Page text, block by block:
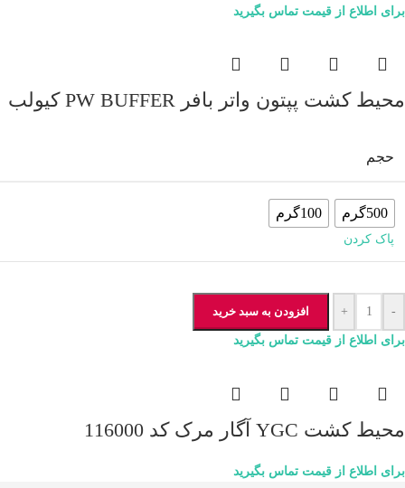
برای اطلاع از قیمت تماس بگیرید
محیط کشت پپتون واتر بافر PW BUFFER کیولب
حجم
500گرم 100گرم
پاک کردن
-
+ افزودن به سبد خرید
برای اطلاع از قیمت تماس بگیرید
محیط کشت YGC آگار مرک کد 116000
برای اطلاع از قیمت تماس بگیرید